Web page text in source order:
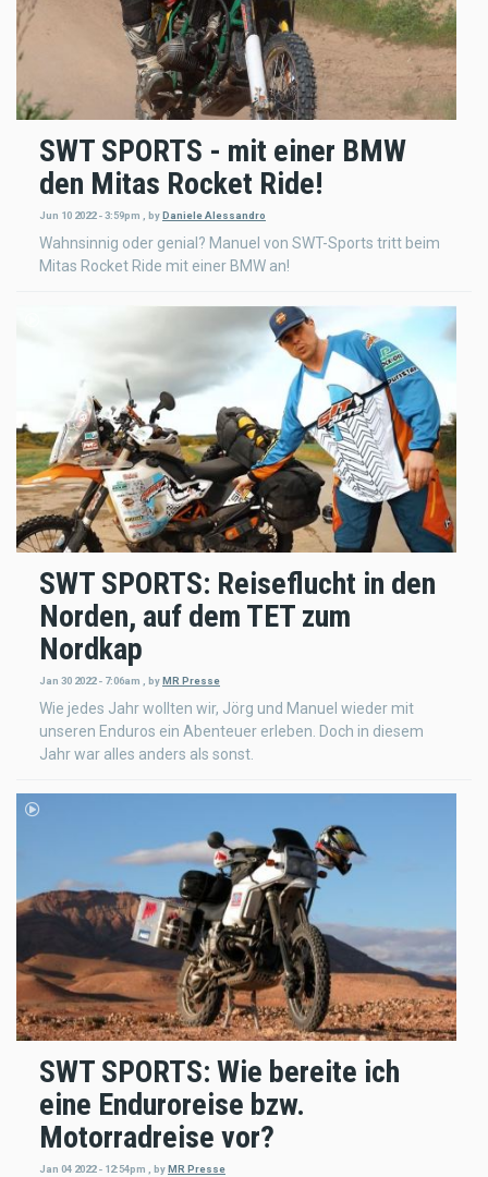
SWT SPORTS - mit einer BMW
den Mitas Rocket Ride!
Jun 10 2022 - 3:59pm byDaniele Alessandro
Wahnsinnig oder genial? Manuel von SWT-Sports tritt beim
Mitas Rocket Ride mit einer BMW an!
SWT SPORTS: Reiseflucht in den
Norden, auf dem TET zum
Nordkap
Jan 30 2022 - 7:06am byMR Presse
Wie jedes Jahr wollten wir, Jörg und Manuel wieder mit
unseren Enduros ein Abenteuer erleben. Doch in diesem
Jahr war alles anders als sonst.
SWT SPORTS: Wie bereite ich
eine Enduroreise bzw.
Motorradreise vor?
Jan 04 2022 - 12:54pm , byMR Presse